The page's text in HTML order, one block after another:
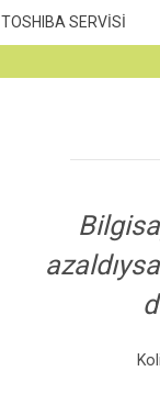
TOSHIBA SERVİSİ